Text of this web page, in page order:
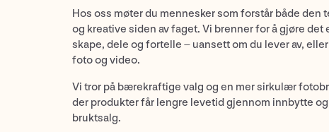
Hos oss møter du mennesker som forstår både den
og kreative siden av faget. Vi brenner for å gjøre det
skape, dele og fortelle – uansett om du lever av,
foto og video.
Vi tror på bærekraftige valg og en mer sirkulær
der produkter får lengre levetid gjennom innbytte og
bruktsalg.